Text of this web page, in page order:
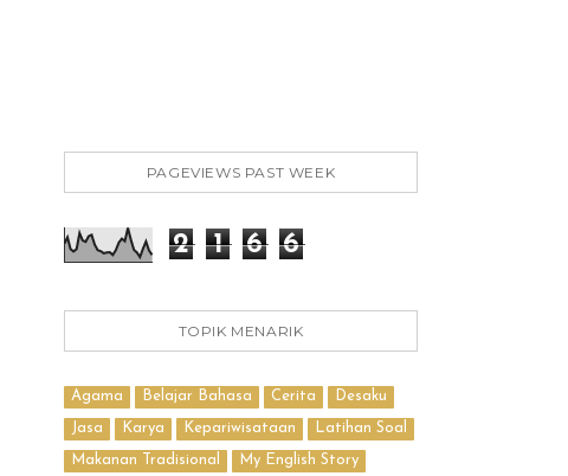
PAGEVIEWS PAST WEEK
2 1 6 6
TOPIK MENARIK
Agama Belajar Bahasa Cerita Desaku
Jasa Karya Kepariwisataan Latihan Soal
Makanan Tradisional My English Story